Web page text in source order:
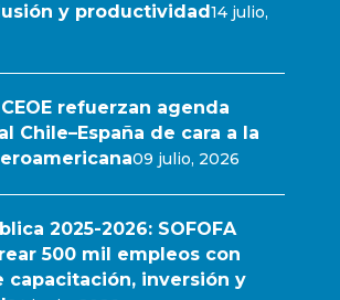
y productividad14 julio,
CEOE refuerzan agenda
Chile–España de cara a la
09 julio, 2026
2025-2026: SOFOFA
500 mil empleos con
capacitación, inversión y